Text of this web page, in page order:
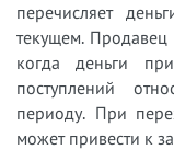
перечисляет
текущем.
когда деньги
поступлений
периоду. При
может привести к